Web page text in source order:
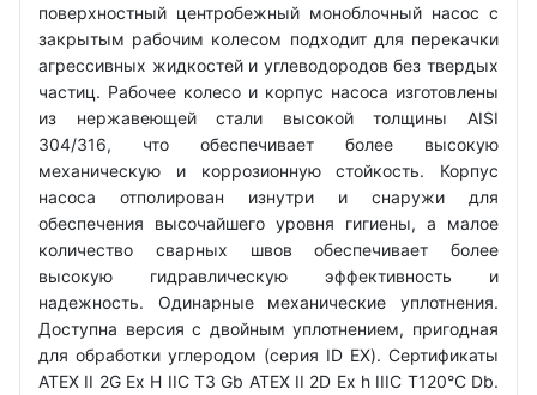
поверхностный центробежный моноблочный насос с
закрытым рабочим колесом подходит для перекачки
агрессивных жидкостей и углеводородов без твердых
частиц. Рабочее колесо и корпус насоса изготовлены
из нержавеющей стали высокой толщины AISI
304/316, что обеспечивает более высокую
механическую и коррозионную стойкость. Корпус
насоса отполирован изнутри и снаружи для
обеспечения высочайшего уровня гигиены, а малое
количество сварных швов обеспечивает более
высокую гидравлическую эффективность и
надежность. Одинарные механические уплотнения.
Доступна версия с двойным уплотнением, пригодная
для обработки углеродом (серия ID EX). Сертификаты
ATEX II 2G Ex H IIC T3 Gb ATEX II 2D Ex h IIIC T120°C Db.